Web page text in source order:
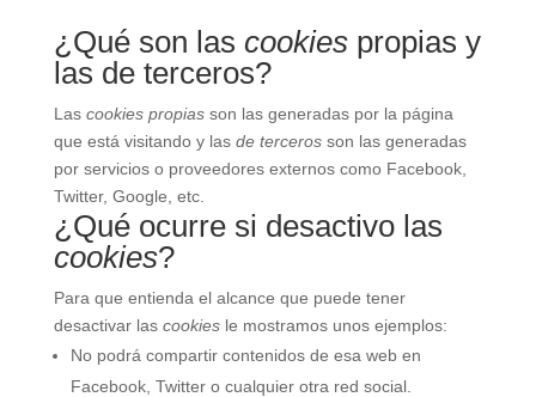
¿Qué son las cookiespropias y
las de terceros?
Las cookies propiasson las generadas por la página
que está visitando y las de tercerosson las generadas
por servicios o proveedores externos como Facebook,
Twitter, Google, etc.
¿Qué ocurre si desactivo las
cookies?
Para que entienda el alcance que puede tener
desactivar las cookiesle mostramos unos ejemplos:
No podrá compartir contenidos de esa web en
Facebook, Twitter o cualquier otra red social.